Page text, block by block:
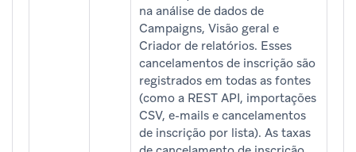
na análise de dados de
Campaigns, Visão geral e
Criador de relatórios. Esses
cancelamentos de inscrição são
registrados em todas as fontes
(como a REST API, importações
CSV, e-mails e cancelamentos
de inscrição por lista). As taxas